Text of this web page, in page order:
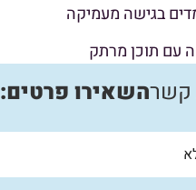
בגישה מעמיקה
עם תוכן מרתק
קשרהשאירו פרטים: